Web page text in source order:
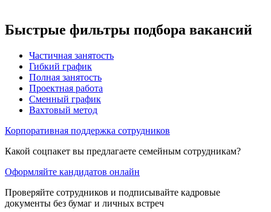
Быстрые фильтры подбора вакансий
Частичная занятость
Гибкий график
Полная занятость
Проектная работа
Сменный график
Вахтовый метод
Корпоративная поддержка сотрудников
Какой соцпакет вы предлагаете семейным сотрудникам?
Оформляйте кандидатов онлайн
Проверяйте сотрудников и подписывайте кадровые
документы без бумаг и личных встреч